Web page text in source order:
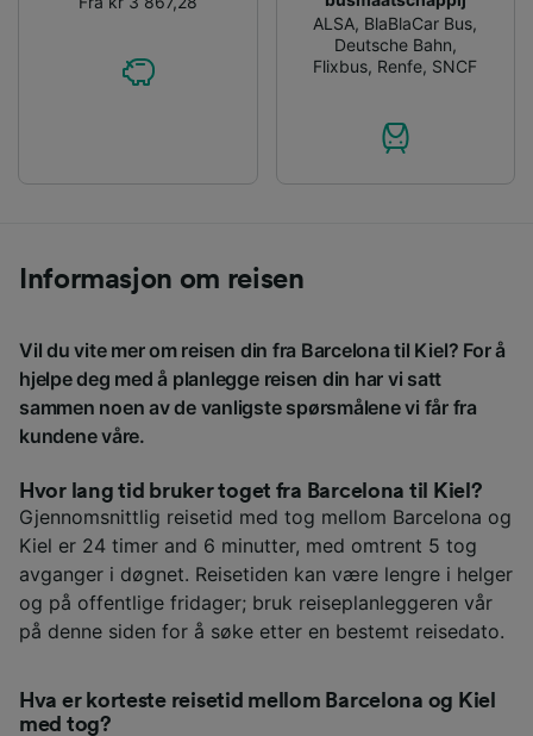
ALSA, BlaBlaCar Bus,
Deutsche Bahn,
Flixbus, Renfe, SNCF
Informasjon om reisen
Vil du vite mer om reisen din fra Barcelona til Kiel? For å
hjelpe deg med å planlegge reisen din har vi satt
sammen noen av de vanligste spørsmålene vi får fra
kundene våre.
Hvor lang tid bruker toget fra Barcelona til Kiel?
Gjennomsnittlig reisetid med tog mellom Barcelona og
Kiel er 24 timer and 6 minutter, med omtrent 5 tog
avganger i døgnet. Reisetiden kan være lengre i helger
og på offentlige fridager; bruk reiseplanleggeren vår
på denne siden for å søke etter en bestemt reisedato.
Hva er korteste reisetid mellom Barcelona og Kiel
med tog?